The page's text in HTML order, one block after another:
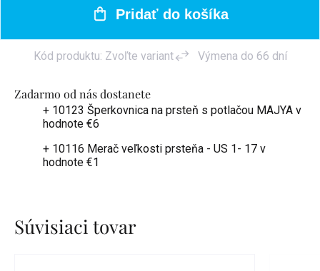
Zadarmo od nás dostanete
+ 10123 Šperkovnica na prsteň s potlačou MAJYA v
hodnote €6
+ 10116 Merač veľkosti prsteňa - US 1- 17 v
hodnote €1
Pridať do košíka
Kód produktu: Zvoľte variant Výmena do 66 dní
Súvisiaci tovar